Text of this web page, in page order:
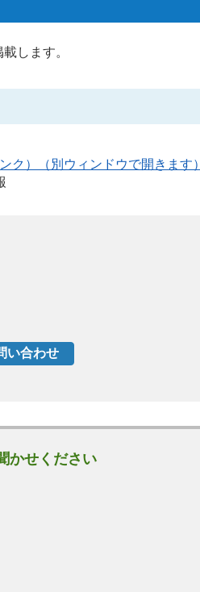
します。
ク）（別ウィンドウで開きます）
かせください